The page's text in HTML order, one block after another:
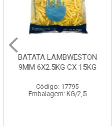
BATATA LAMBWESTON
9MM 6X2.5KG CX 15KG
Código: 17795
Embalagem: KG/2,5